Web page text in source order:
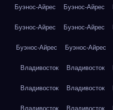
Буэнос-Айрес Буэнос-Айрес
Буэнос-Айрес Буэнос-Айрес
Буэнос-Айрес Буэнос-Айрес
Владивосток Владивосток
Владивосток Владивосток
Владивосток Владивосток